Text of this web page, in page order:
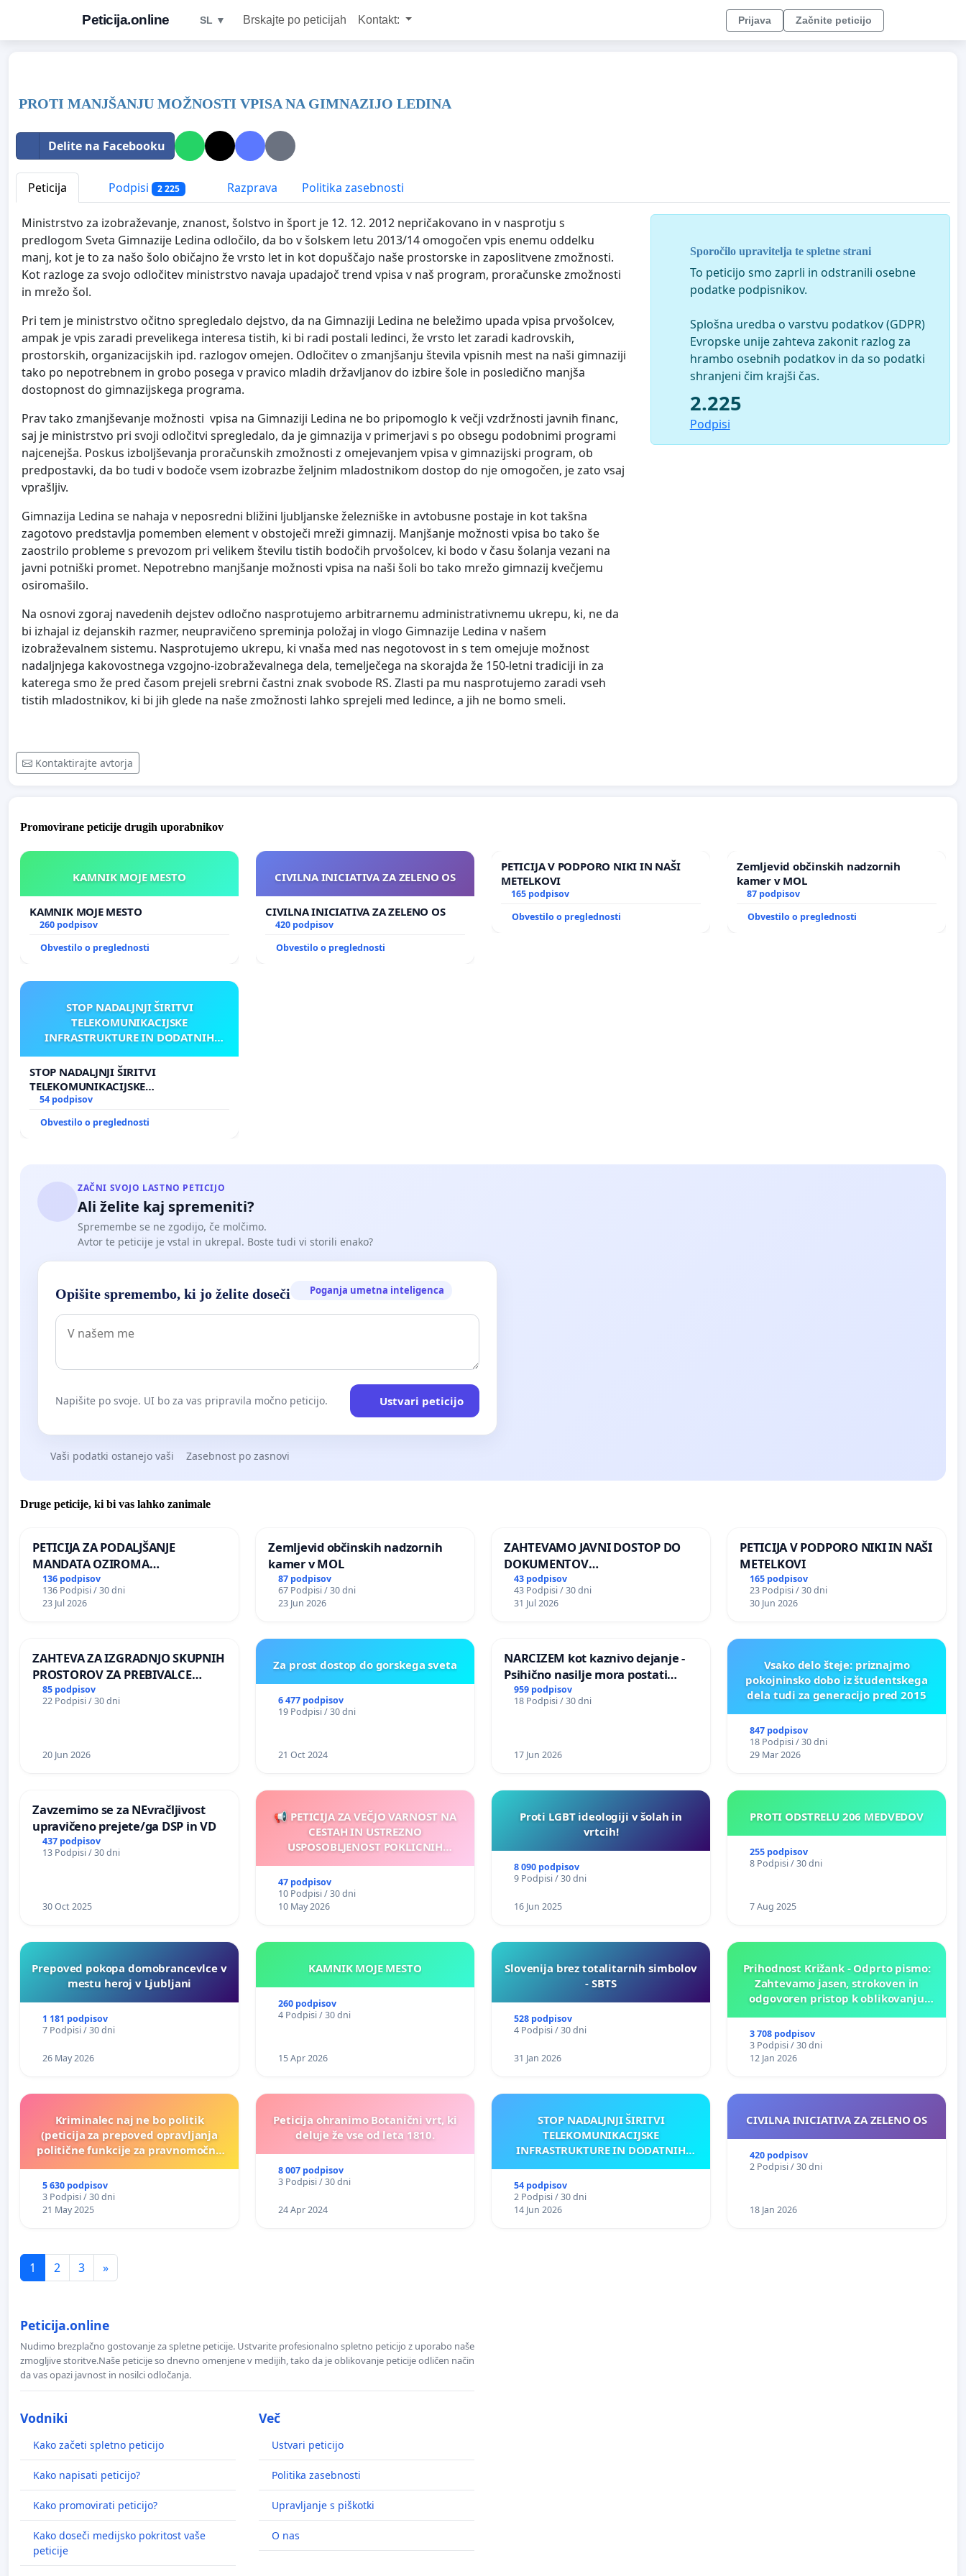
Peticija.online SL ▼ Brskajte po peticijah Kontakt: Prijava Začnite peticijo
PROTI MANJŠANJU MOŽNOSTI VPISA NA GIMNAZIJO LEDINA
Delite na Facebooku
Peticija Podpisi 2 225 Razprava Politika zasebnosti
Ministrstvo za izobraževanje, znanost, šolstvo in šport je 12. 12. 2012 nepričakovano in v nasprotju s
predlogom Sveta Gimnazije Ledina odločilo, da bo v šolskem letu 2013/14 omogočen vpis enemu oddelku
manj, kot je to za našo šolo običajno že vrsto let in kot dopuščajo naše prostorske in zaposlitvene zmožnosti.
Kot razloge za svojo odločitev ministrstvo navaja upadajoč trend vpisa v naš program, proračunske zmožnosti
in mrežo šol.
Pri tem je ministrstvo očitno spregledalo dejstvo, da na Gimnaziji Ledina ne beležimo upada vpisa prvošolcev,
ampak je vpis zaradi prevelikega interesa tistih, ki bi radi postali ledinci, že vrsto let zaradi kadrovskih,
prostorskih, organizacijskih ipd. razlogov omejen. Odločitev o zmanjšanju števila vpisnih mest na naši gimnaziji
tako po nepotrebnem in grobo posega v pravico mladih državljanov do izbire šole in posledično manjša
dostopnost do gimnazijskega programa.
Prav tako zmanjševanje možnosti vpisa na Gimnaziji Ledina ne bo pripomoglo k večji vzdržnosti javnih financ,
saj je ministrstvo pri svoji odločitvi spregledalo, da je gimnazija v primerjavi s po obsegu podobnimi programi
najcenejša. Poskus izboljševanja proračunskih zmožnosti z omejevanjem vpisa v gimnazijski program, ob
predpostavki, da bo tudi v bodoče vsem izobrazbe željnim mladostnikom dostop do nje omogočen, je zato vsaj
vprašljiv.
Gimnazija Ledina se nahaja v neposredni bližini ljubljanske železniške in avtobusne postaje in kot takšna
zagotovo predstavlja pomemben element v obstoječi mreži gimnazij. Manjšanje možnosti vpisa bo tako še
zaostrilo probleme s prevozom pri velikem številu tistih bodočih prvošolcev, ki bodo v času šolanja vezani na
javni potniški promet. Nepotrebno manjšanje možnosti vpisa na naši šoli bo tako mrežo gimnazij kvečjemu
osiromašilo.
Na osnovi zgoraj navedenih dejstev odločno nasprotujemo arbitrarnemu administrativnemu ukrepu, ki, ne da
bi izhajal iz dejanskih razmer, neupravičeno spreminja položaj in vlogo Gimnazije Ledina v našem
izobraževalnem sistemu. Nasprotujemo ukrepu, ki vnaša med nas negotovost in s tem omejuje možnost
nadaljnjega kakovostnega vzgojno-izobraževalnega dela, temelječega na skorajda že 150-letni tradiciji in za
katerega smo že pred časom prejeli srebrni častni znak svobode RS. Zlasti pa mu nasprotujemo zaradi vseh
tistih mladostnikov, ki bi jih glede na naše zmožnosti lahko sprejeli med ledince, a jih ne bomo smeli.
Kontaktirajte avtorja
Sporočilo upravitelja te spletne strani
To peticijo smo zaprli in odstranili osebne
podatke podpisnikov.
Splošna uredba o varstvu podatkov (GDPR)
Evropske unije zahteva zakonit razlog za
hrambo osebnih podatkov in da so podatki
shranjeni čim krajši čas.
2.225
Podpisi
Promovirane peticije drugih uporabnikov
KAMNIK MOJE MESTO
KAMNIK MOJE MESTO
260 podpisov
Obvestilo o preglednosti
CIVILNA INICIATIVA ZA ZELENO OS
CIVILNA INICIATIVA ZA ZELENO OS
420 podpisov
Obvestilo o preglednosti
PETICIJA V PODPORO NIKI IN NAŠI
METELKOVI
165 podpisov
Obvestilo o preglednosti
Zemljevid občinskih nadzornih
kamer v MOL
87 podpisov
Obvestilo o preglednosti
STOP NADALJNJI ŠIRITVI
TELEKOMUNIKACIJSKE
INFRASTRUKTURE IN DODATNIH
STOP NADALJNJI ŠIRITVI
TELEKOMUNIKACIJSKE
INFRASTRUKTURE IN DODATNIH
54 podpisov
Obvestilo o preglednosti
ZAČNI SVOJO LASTNO PETICIJO
Ali želite kaj spremeniti?
Spremembe se ne zgodijo, če molčimo.
Avtor te peticije je vstal in ukrepal. Boste tudi vi storili enako?
Opišite spremembo, ki jo želite doseči Poganja umetna inteligenca
Napišite po svoje. UI bo za vas pripravila močno peticijo. Ustvari peticijo
Vaši podatki ostanejo vaši Zasebnost po zasnovi
Druge peticije, ki bi vas lahko zanimale
PETICIJA ZA PODALJŠANJE
MANDATA OZIROMA
ČIMPREJŠNJO PONOVNO
NAPOTITEV GOSPODA BERNARDA
ŠRAJNERJA NA VELEPOSLANIŠTVO
136 podpisov
136 Podpisi / 30 dni
23 Jul 2026
Zemljevid občinskih nadzornih
kamer v MOL
87 podpisov
67 Podpisi / 30 dni
23 Jun 2026
ZAHTEVAMO JAVNI DOSTOP DO
DOKUMENTOV
PARLAMENTARNIH
PREISKOVALNIH KOMISIJ O
ILEGALNI TRGOVINI Z OROŽJEM
43 podpisov
43 Podpisi / 30 dni
31 Jul 2026
PETICIJA V PODPORO NIKI IN NAŠI
METELKOVI
165 podpisov
23 Podpisi / 30 dni
30 Jun 2026
ZAHTEVA ZA IZGRADNJO SKUPNIH
PROSTOROV ZA PREBIVALCE
KRAJEVNE SKUPNOSTI
PRESTRANEK
85 podpisov
22 Podpisi / 30 dni
20 Jun 2026
Za prost dostop do gorskega sveta
6 477 podpisov
19 Podpisi / 30 dni
21 Oct 2024
NARCIZEM kot kaznivo dejanje -
Psihično nasilje mora postati
enako prepoznano kot fizično
nasilje
959 podpisov
18 Podpisi / 30 dni
17 Jun 2026
Vsako delo šteje: priznajmo
pokojninsko dobo iz študentskega
dela tudi za generacijo pred 2015
847 podpisov
18 Podpisi / 30 dni
29 Mar 2026
Zavzemimo se za NEvračljivost
upravičeno prejete/ga DSP in VD
437 podpisov
13 Podpisi / 30 dni
30 Oct 2025
📢 PETICIJA ZA VEČJO VARNOST NA
CESTAH IN USTREZNO
USPOSOBLJENOST POKLICNIH
47 podpisov
10 Podpisi / 30 dni
10 May 2026
Proti LGBT ideologiji v šolah in
vrtcih!
8 090 podpisov
9 Podpisi / 30 dni
16 Jun 2025
PROTI ODSTRELU 206 MEDVEDOV
255 podpisov
8 Podpisi / 30 dni
7 Aug 2025
Prepoved pokopa domobrancevlce v
mestu heroj v Ljubljani
1 181 podpisov
7 Podpisi / 30 dni
26 May 2026
KAMNIK MOJE MESTO
260 podpisov
4 Podpisi / 30 dni
15 Apr 2026
Slovenija brez totalitarnih simbolov
- SBTS
528 podpisov
4 Podpisi / 30 dni
31 Jan 2026
Prihodnost Križank - Odprto pismo:
Zahtevamo jasen, strokoven in
odgovoren pristop k oblikovanju
3 708 podpisov
3 Podpisi / 30 dni
12 Jan 2026
Kriminalec naj ne bo politik
(peticija za prepoved opravljanja
politične funkcije za pravnomočno
5 630 podpisov
3 Podpisi / 30 dni
21 May 2025
Peticija ohranimo Botanični vrt, ki
deluje že vse od leta 1810.
8 007 podpisov
3 Podpisi / 30 dni
24 Apr 2024
STOP NADALJNJI ŠIRITVI
TELEKOMUNIKACIJSKE
INFRASTRUKTURE IN DODATNIH
54 podpisov
2 Podpisi / 30 dni
14 Jun 2026
CIVILNA INICIATIVA ZA ZELENO OS
420 podpisov
2 Podpisi / 30 dni
18 Jan 2026
1 2 3 »
Peticija.online
Nudimo brezplačno gostovanje za spletne peticije. Ustvarite profesionalno spletno peticijo z uporabo naše
zmogljive storitve.Naše peticije so dnevno omenjene v medijih, tako da je oblikovanje peticije odličen način
da vas opazi javnost in nosilci odločanja.
Vodniki
Kako začeti spletno peticijo
Kako napisati peticijo?
Kako promovirati peticijo?
Kako doseči medijsko pokritost vaše
peticije
Več
Ustvari peticijo
Politika zasebnosti
Upravljanje s piškotki
O nas